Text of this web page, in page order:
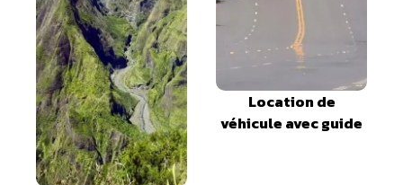
Location de
véhicule avec guide